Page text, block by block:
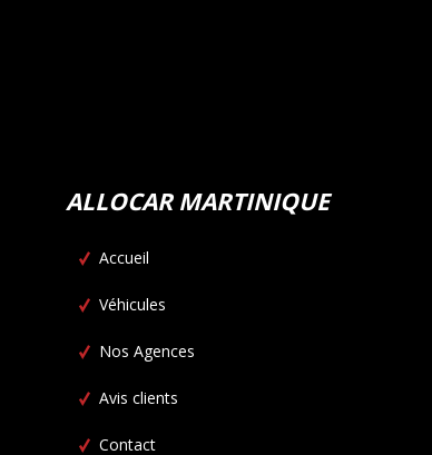
ALLOCAR MARTINIQUE
Accueil
Véhicules
Nos Agences
Avis clients
Contact